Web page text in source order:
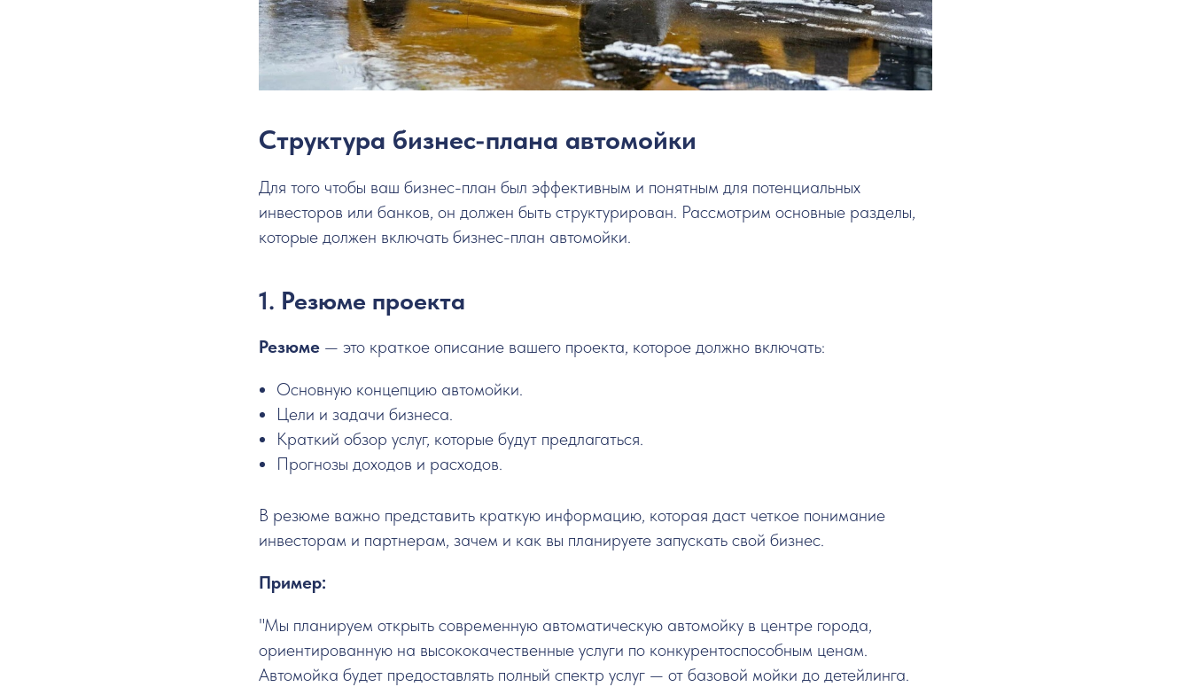
Структура бизнес-плана автомойки
Для того чтобы ваш бизнес-план был эффективным и понятным для потенциальных
инвесторов или банков, он должен быть структурирован. Рассмотрим основные разделы,
которые должен включать бизнес-план автомойки.
1. Резюме проекта
Резюме — это краткое описание вашего проекта, которое должно включать:
Основную концепцию автомойки.
Цели и задачи бизнеса.
Краткий обзор услуг, которые будут предлагаться.
Прогнозы доходов и расходов.
В резюме важно представить краткую информацию, которая даст четкое понимание
инвесторам и партнерам, зачем и как вы планируете запускать свой бизнес.
Пример:
"Мы планируем открыть современную автоматическую автомойку в центре города,
ориентированную на высококачественные услуги по конкурентоспособным ценам.
Автомойка будет предоставлять полный спектр услуг — от базовой мойки до детейлинга.